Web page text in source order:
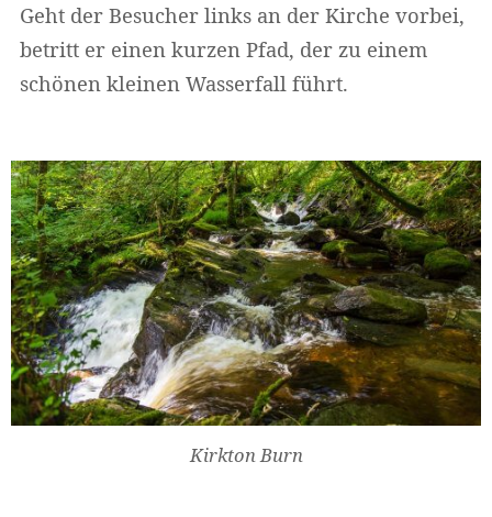
Geht der Besucher links an der Kirche vorbei,
betritt er einen kurzen Pfad, der zu einem
schönen kleinen Wasserfall führt.
Kirkton Burn